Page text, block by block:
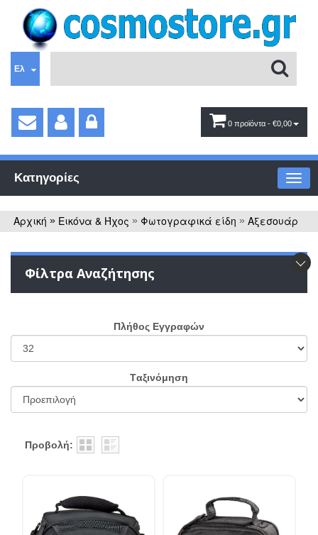
Ελ
0 προϊόντα - €0,00
Κατηγορίες
Αρχική » Εικόνα & Ήχος » Φωτογραφικά είδη » Αξεσουάρ
Φίλτρα Αναζήτησης
Πλήθος Εγγραφών
Tαξινόμηση
Προβολή: